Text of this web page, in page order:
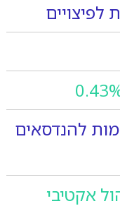
לפיצויים
להנדסאים
אקטיבי